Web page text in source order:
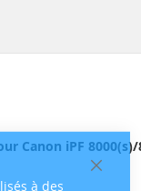
Fermer
à des
Canon iPF